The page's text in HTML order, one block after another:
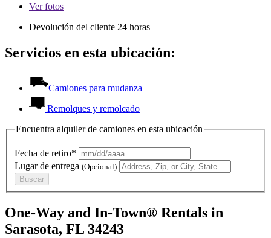
Verfotos
Devolución del cliente 24 horas
Servicios en esta ubicación:
Camiones para mudanza
Remolques y remolcado
Encuentra alquiler de camiones en esta ubicación
Fecha de retiro*
Lugar de entrega (Opcional)
Buscar
One-Way and In-Town® Rentals in
Sarasota, FL 34243